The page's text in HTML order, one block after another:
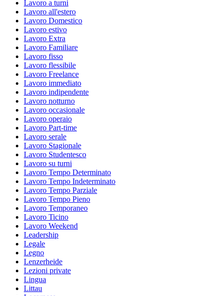
Lavoro a turni
Lavoro all'estero
Lavoro Domestico
Lavoro estivo
Lavoro Extra
Lavoro Familiare
Lavoro fisso
Lavoro flessibile
Lavoro Freelance
Lavoro immediato
Lavoro indipendente
Lavoro notturno
Lavoro occasionale
Lavoro operaio
Lavoro Part-time
Lavoro serale
Lavoro Stagionale
Lavoro Studentesco
Lavoro su turni
Lavoro Tempo Determinato
Lavoro Tempo Indeterminato
Lavoro Tempo Parziale
Lavoro Tempo Pieno
Lavoro Temporaneo
Lavoro Ticino
Lavoro Weekend
Leadership
Legale
Legno
Lenzerheide
Lezioni private
Lingua
Littau